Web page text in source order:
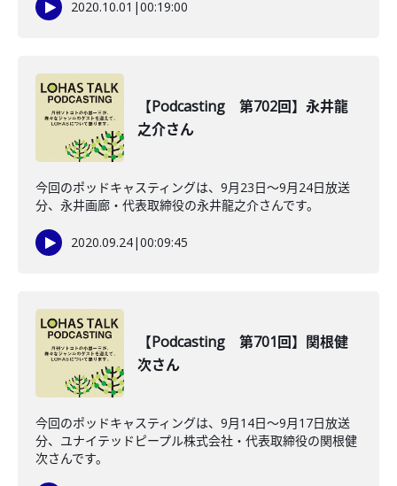
2020.10.01 |00:19:00
【Podcasting 第702回】永井龍
之介さん
今回のポッドキャスティングは、9月23日〜9月24日放送
分、永井画廊・代表取締役の永井龍之介さんです。
2020.09.24|00:09:45
【Podcasting 第701回】関根健
次さん
今回のポッドキャスティングは、9月14日〜9月17日放送
分、ユナイテッドピープル株式会社・代表取締役の関根健
次さんです。